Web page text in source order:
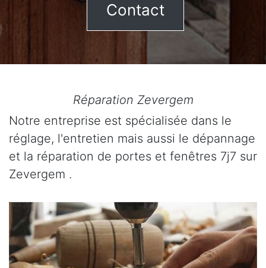
Contact
Réparation Zevergem
Notre entreprise est spécialisée dans le
réglage, l'entretien mais aussi le dépannage
et la réparation de portes et fenêtres 7j7 sur
Zevergem .